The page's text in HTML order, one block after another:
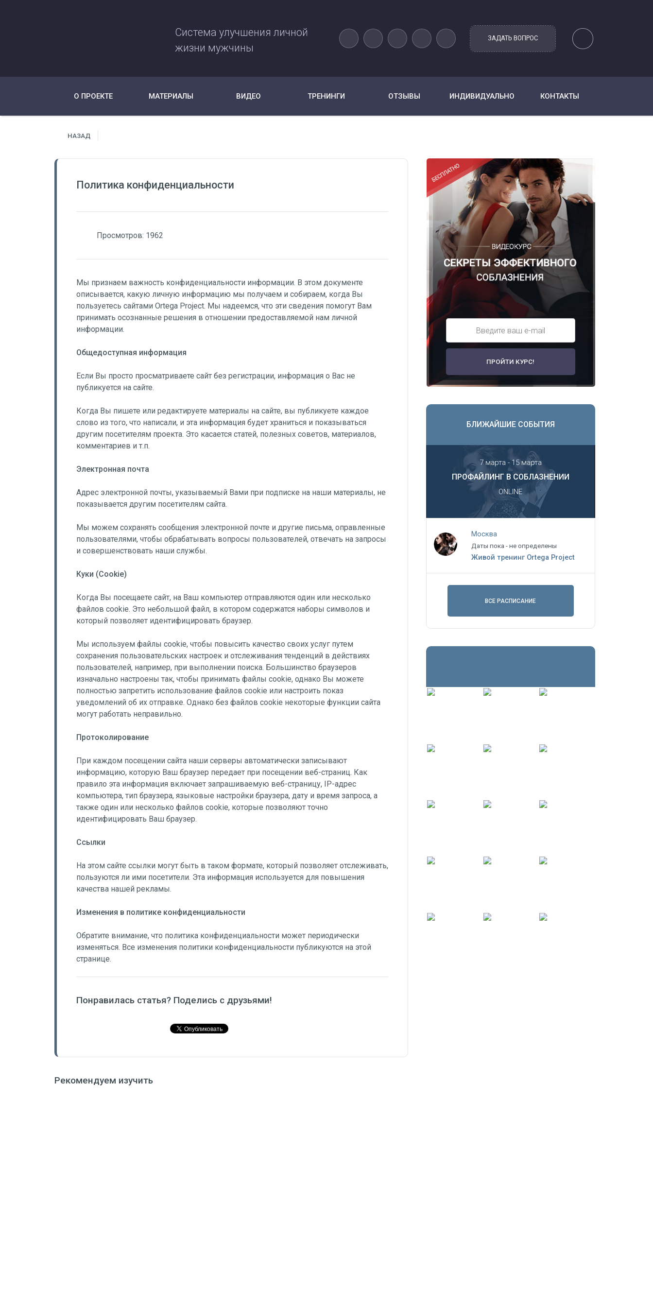
Система улучшения личной
жизни мужчины
О ПРОЕКТЕ МАТЕРИАЛЫ ВИДЕО ТРЕНИНГИ ОТЗЫВЫ ИНДИВИДУАЛЬНО КОНТАКТЫ
НАЗАД
Политика конфиденциальности
Просмотров: 1962
Мы признаем важность конфиденциальности информации. В этом документе
описывается, какую личную информацию мы получаем и собираем, когда Вы
пользуетесь сайтами Ortega Project. Мы надеемся, что эти сведения помогут Вам
принимать осознанные решения в отношении предоставляемой нам личной
информации.
Общедоступная информация
Если Вы просто просматриваете сайт без регистрации, информация о Вас не
публикуется на сайте.
Когда Вы пишете или редактируете материалы на сайте, вы публикуете каждое
слово из того, что написали, и эта информация будет храниться и показываться
другим посетителям проекта. Это касается статей, полезных советов, материалов,
комментариев и т.п.
Электронная почта
Адрес электронной почты, указываемый Вами при подписке на наши материалы, не
показывается другим посетителям сайта.
Мы можем сохранять сообщения электронной почте и другие письма, оправленные
пользователями, чтобы обрабатывать вопросы пользователей, отвечать на запросы
и совершенствовать наши службы.
Куки (Cookie)
Когда Вы посещаете сайт, на Ваш компьютер отправляются один или несколько
файлов cookie. Это небольшой файл, в котором содержатся наборы символов и
который позволяет идентифицировать браузер.
Мы используем файлы cookie, чтобы повысить качество своих услуг путем
сохранения пользовательских настроек и отслеживания тенденций в действиях
пользователей, например, при выполнении поиска. Большинство браузеров
изначально настроены так, чтобы принимать файлы cookie, однако Вы можете
полностью запретить использование файлов cookie или настроить показ
уведомлений об их отправке. Однако без файлов cookie некоторые функции сайта
могут работать неправильно.
Протоколирование
При каждом посещении сайта наши серверы автоматически записывают
информацию, которую Ваш браузер передает при посещении веб-страниц. Как
правило эта информация включает запрашиваемую веб-страницу, IP-адрес
компьютера, тип браузера, языковые настройки браузера, дату и время запроса, а
также один или несколько файлов cookie, которые позволяют точно
идентифицировать Ваш браузер.
Ссылки
На этом сайте ссылки могут быть в таком формате, который позволяет отслеживать,
пользуются ли ими посетители. Эта информация используется для повышения
качества нашей рекламы.
Изменения в политике конфиденциальности
Обратите внимание, что политика конфиденциальности может периодически
изменяться. Все изменения политики конфиденциальности публикуются на этой
странице.
Понравилась статья? Поделись с друзьями!
Рекомендуем изучить
БЛИЖАЙШИЕ СОБЫТИЯ
7 марта - 15 марта
ПРОФАЙЛИНГ В СОБЛАЗНЕНИИ
ONLINE
Москва
Даты пока - не определены
Живой тренинг Ortega Project
ВСЕ РАСПИСАНИЕ